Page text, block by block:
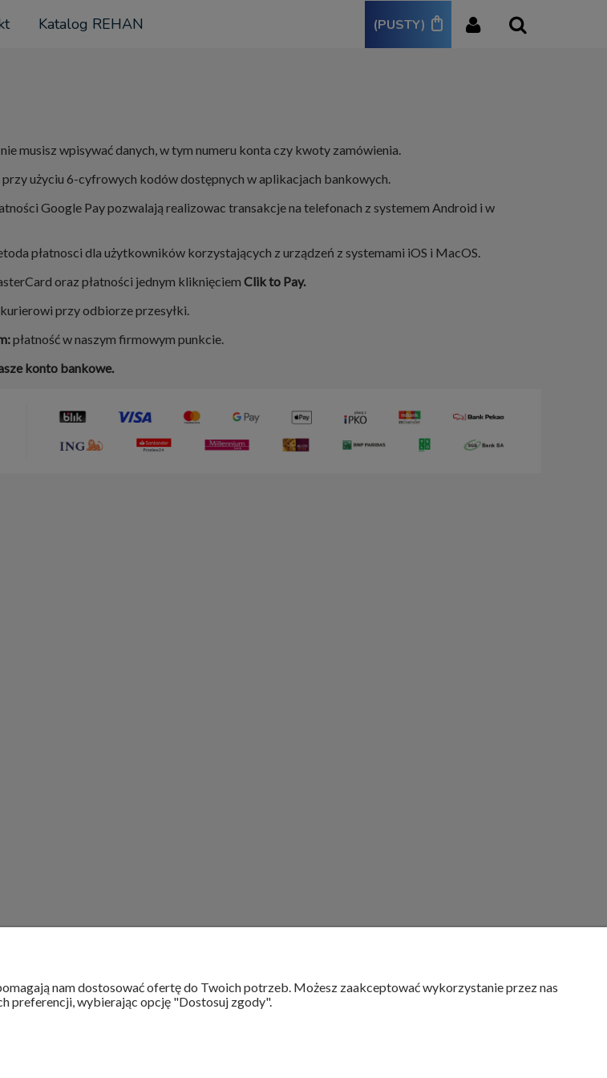
(PUSTY)
Katalog REHAN
nie musisz wpisywać danych, w tym numeru konta czy kwoty zamówienia.
przy użyciu 6-cyfrowych kodów dostępnych w aplikacjach bankowych.
Google Pay pozwalają realizowac transakcje na telefonach z systemem Android i w
płatnosci dla użytkowników korzystających z urządzeń z systemami iOS i MacOS.
oraz płatności jednym kliknięciem Clik to Pay.
kurierowi przy odbiorze przesyłki.
płatność w naszym firmowym punkcie.
konto bankowe.
Kontakt
nam dostosować ofertę do Twoich potrzeb. Możesz zaakceptować wykorzystanie przez nas
preferencji, wybierając opcję "Dostosuj zgody".